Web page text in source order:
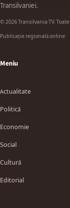
Transilvaniei.
© 2026 Transilvania TV.
Publicație regională online
Meniu
Actualitate
Politică
Economie
Social
Cultură
Editorial